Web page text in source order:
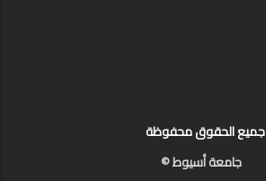
جميع الحقوق محفوظة
جامعة أسيوط ©